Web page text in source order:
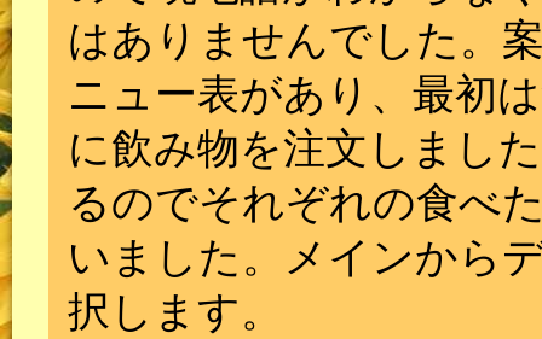
はありませんでした。
ニュー表があり、最初
に飲み物を注文しまし
るのでそれぞれの食べ
いました。メインから
択します。